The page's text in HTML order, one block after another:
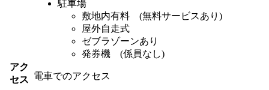
アク
セス
駐車場
敷地内有料 (無料サービスあり)
屋外自走式
ゼブラゾーンあり
発券機 (係員なし)
電車でのアクセス